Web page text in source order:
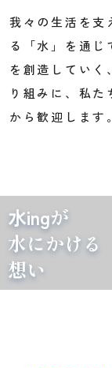
我々の生活を支
る「水」を通じ
を創造してい
り組みに、私
から歓迎します。
水ingが
水にかける
想い